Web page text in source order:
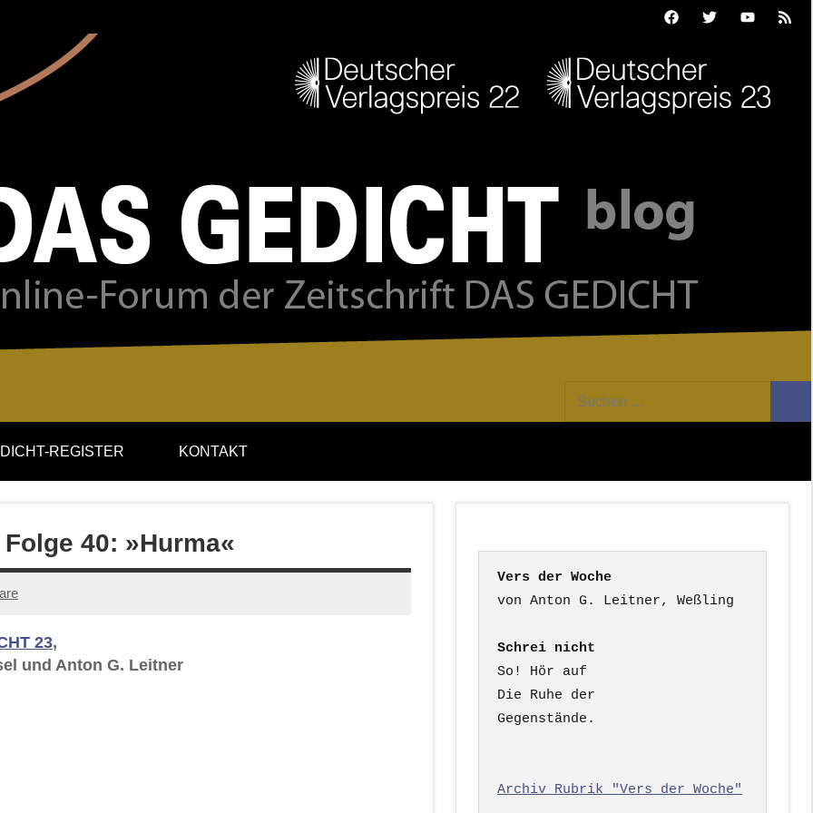
FacebookTwitterYoutubeFeed
Suchen
nach:
REGISTER KONTAKT
40: »Hurma«
23,
und Anton G. Leitner
Vers der Woche
Schrei nicht
So! Hör auf
Die Ruhe der
Gegenstände.
Archiv Rubrik "Vers der Woche"